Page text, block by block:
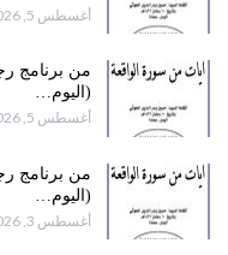
أغسطس 5, 2026
من برنامج
(اليوم…
أغسطس 5, 2026
من برنامج
(اليوم…
أغسطس 3, 2026